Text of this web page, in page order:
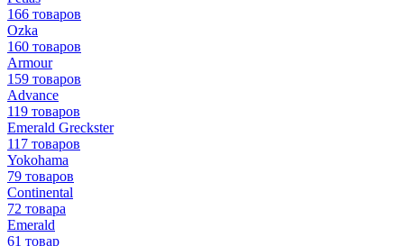
166 товаров
Ozka
160 товаров
Armour
159 товаров
Advance
119 товаров
Emerald Greckster
117 товаров
Yokohama
79 товаров
Continental
72 товара
Emerald
61 товар